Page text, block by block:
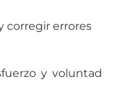
corregir errores
y voluntad